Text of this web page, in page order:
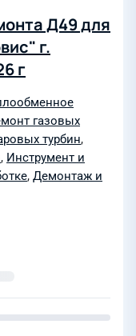
Д49 для
г.
г
газовых
турбин,
, Инструмент и
, Демонтаж и